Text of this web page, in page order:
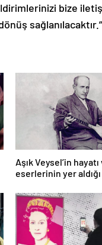
bize
sağlanılacaktır.”
Aşık Veysel’in hayatı
eserlerinin yer aldığı